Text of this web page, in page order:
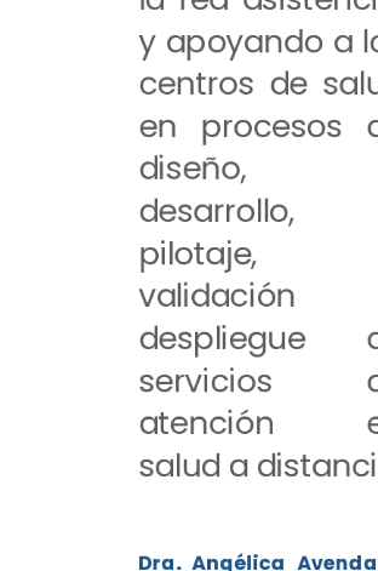
y apoyando a
centros de
en procesos
diseño,
desarrollo,
pilotaje,
validación
despliegue
servicios
atención
salud a
Dra. Angélica